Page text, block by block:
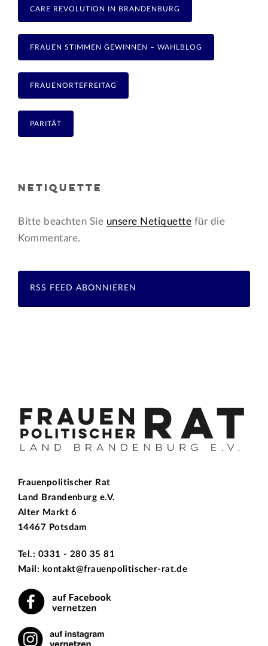
CARE REVOLUTION IN BRANDENBURG
FRAUEN STIMMEN GEWINNEN – WAHLBLOG
FRAUENORTEFREITAG
PARITÄT
NETIQUETTE
Bitte beachten Sie unsere Netiquette für die
Kommentare.
RSS FEED ABONNIEREN
Frauenpolitischer Rat
Land Brandenburg e.V.
Alter Markt 6
14467 Potsdam
Tel.: 0331 - 280 35 81
Mail: kontakt@frauenpolitischer-rat.de